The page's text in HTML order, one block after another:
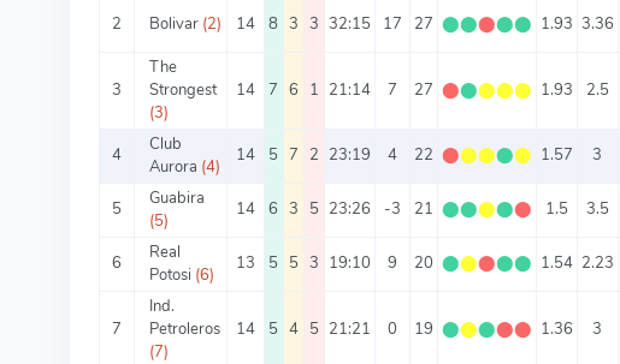
2
Bolivar (2) 14 8 3 3 32:15 17 27 ⬤⬤⬤⬤⬤ 1.93 3.36
3
The
Strongest
(3)
14 7 6 1 21:14 7 27 ⬤⬤⬤⬤⬤ 1.93 2.5
4
Club
Aurora (4)
14 5 7 2 23:19 4 22 ⬤⬤⬤⬤⬤ 1.57 3
5
Guabira
(5)
14 6 3 5 23:26 -3 21 ⬤⬤⬤⬤⬤ 1.5 3.5
6
Real
Potosi (6)
13 5 5 3 19:10 9 20 ⬤⬤⬤⬤⬤ 1.54 2.23
7
Ind.
Petroleros
(7)
14 5 4 5 21:21 0 19 ⬤⬤⬤⬤⬤ 1.36 3